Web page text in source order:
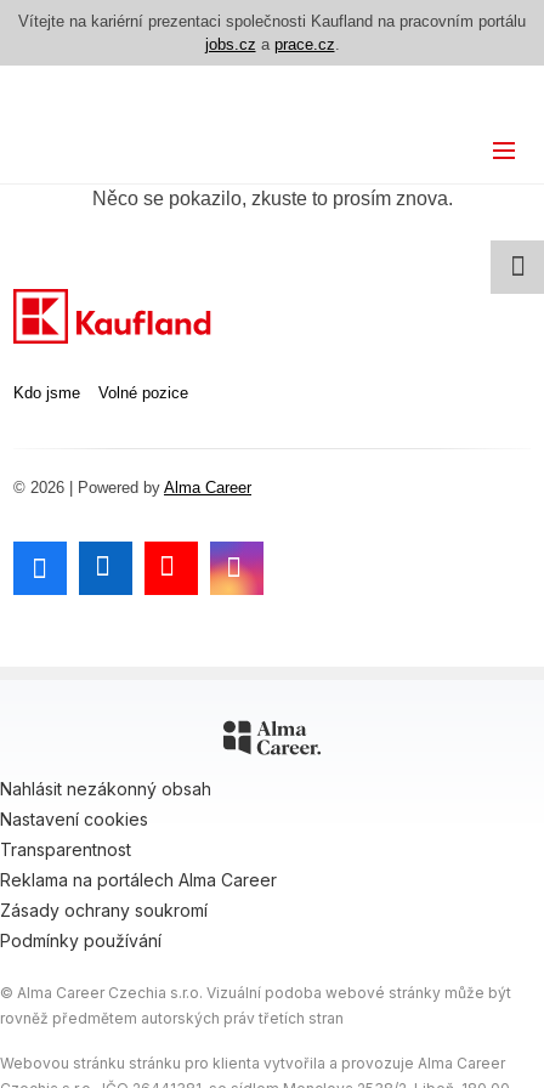
Vítejte na kariérní prezentaci společnosti Kaufland na pracovním portálu
jobs.cz a prace.cz
Kdo jsmeNěco se pokazilo, zkuste to prosím znova.
Kdo jsme Volné pozice
© 2026 | Powered by Alma Career
Nahlásit nezákonný obsah
Nastavení cookies
Transparentnost
Reklama na portálech Alma Career
Zásady ochrany soukromí
Podmínky používání
© Alma Career Czechia s.r.o. Vizuální podoba webové stránky může být
rovněž předmětem autorských práv třetích stran
Webovou stránku stránku pro klienta vytvořila a provozuje Alma Career